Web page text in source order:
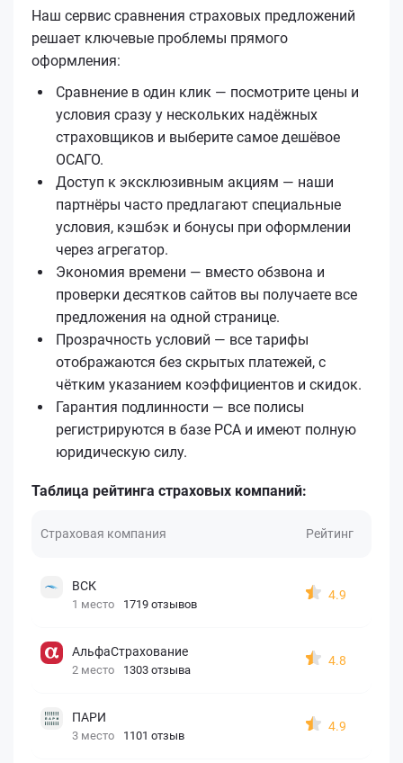
Наш сервис сравнения страховых предложений
решает ключевые проблемы прямого
оформления:
Сравнение в один клик — посмотрите цены и
условия сразу у нескольких надёжных
страховщиков и выберите самое дешёвое
ОСАГО.
Доступ к эксклюзивным акциям — наши
партнёры часто предлагают специальные
условия, кэшбэк и бонусы при оформлении
через агрегатор.
Экономия времени — вместо обзвона и
проверки десятков сайтов вы получаете все
предложения на одной странице.
Прозрачность условий — все тарифы
отображаются без скрытых платежей, с
чётким указанием коэффициентов и скидок.
Гарантия подлинности — все полисы
регистрируются в базе РСА и имеют полную
юридическую силу.
Таблица рейтинга страховых компаний:
Страховая компания Рейтинг
ВСК
1 место 1719 отзывов
4.9
АльфаСтрахование
2 место 1303 отзыва
4.8
ПАРИ
3 место 1101 отзыв
4.9